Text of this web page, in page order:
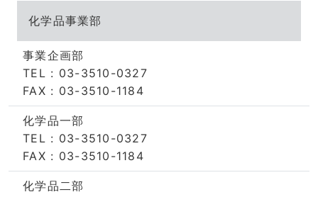
化学品事業部
事業企画部
TEL : 03-3510-0327
FAX : 03-3510-1184
化学品一部
TEL : 03-3510-0327
FAX : 03-3510-1184
化学品二部